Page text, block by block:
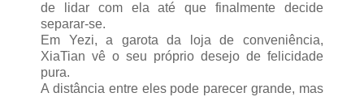
de lidar com ela até que finalmente decide
separar-se.
Em Yezi, a garota da loja de conveniência,
XiaTian vê o seu próprio desejo de felicidade
pura.
A distância entre eles pode parecer grande, mas